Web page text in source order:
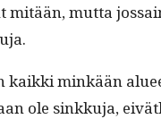
mitään, mut­ta
kaik­ki minkään
ole sinkku­ja,